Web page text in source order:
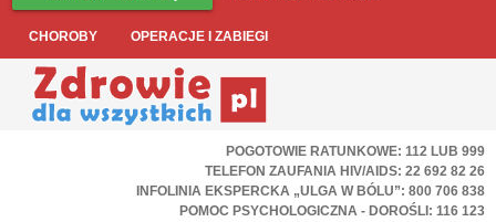
CHOROBY OPERACJE I ZABIEGI
POGOTOWIE RATUNKOWE: 112 LUB 999
TELEFON ZAUFANIA HIV/AIDS: 22 692 82 26
INFOLINIA EKSPERCKA „ULGA W BÓLU”: 800 706 838
POMOC PSYCHOLOGICZNA - DOROŚLI: 116 123